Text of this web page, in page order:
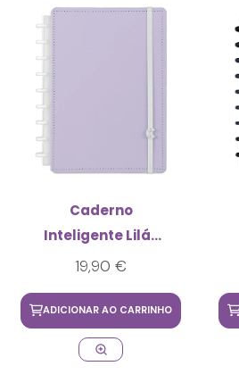
Caderno
Inteligente Lilás
Pastel Médio
19,90 €
ADICIONAR AO CARRINHO